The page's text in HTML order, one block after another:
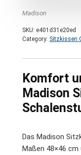
Madison
SKU: e401d31e20ed
Category: Sitzkissen
Komfort
Madison
Das Madison
Maßen 48×46